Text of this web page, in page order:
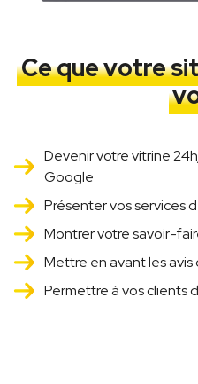
Ce que votre
Devenir votre vitrine
Google
Présenter vos services
Montrer votre savoir-
Mettre en avant les avis
Permettre à vos clients